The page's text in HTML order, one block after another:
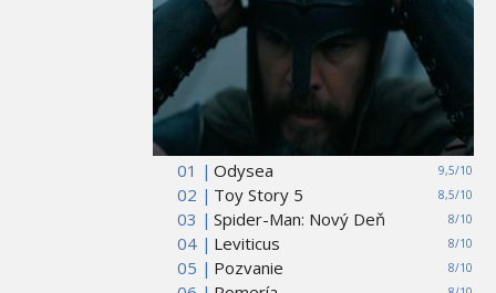
01 | 9,5/10
Odysea
02 |
8,5/10
Toy Story 5
03 |
8/10
Spider-Man: Nový Deň
04 |
8/10
Leviticus
05 |
8/10
Pozvanie